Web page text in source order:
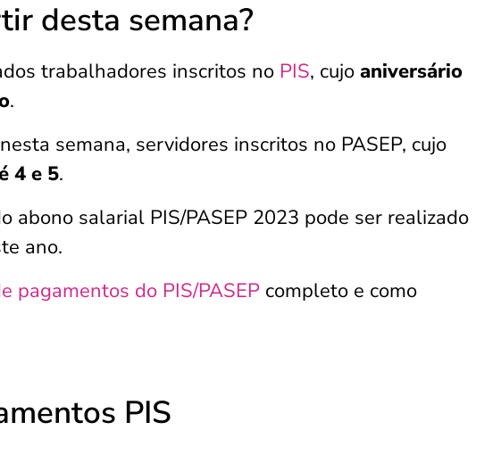
desta semana?
trabalhadores inscritos no PIS, cujo aniversário
.
semana, servidores inscritos no PASEP, cujo
4 e 5.
abono salarial PIS/PASEP 2023 pode ser realizado
ano.
pagamentos do PIS/PASEP completo e como
PIS